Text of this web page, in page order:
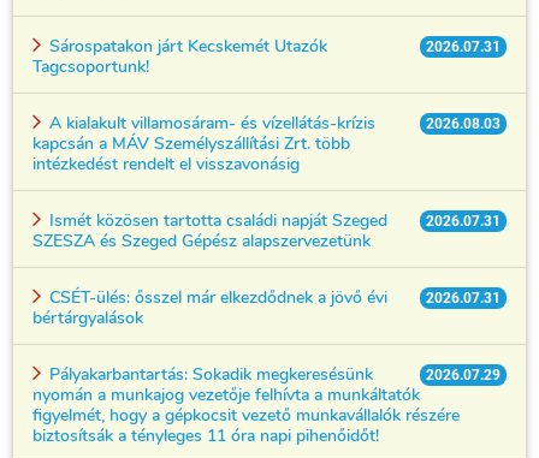
2026.07.31
Sárospatakon járt Kecskemét Utazók
Tagcsoportunk!
2026.08.03
A kialakult villamosáram- és vízellátás-krízis
kapcsán a MÁV Személyszállítási Zrt. több
intézkedést rendelt el visszavonásig
2026.07.31
Ismét közösen tartotta családi napját Szeged
SZESZA és Szeged Gépész alapszervezetünk
2026.07.31
CSÉT-ülés: ősszel már elkezdődnek a jövő évi
bértárgyalások
2026.07.29
Pályakarbantartás: Sokadik megkeresésünk
nyomán a munkajog vezetője felhívta a munkáltatók
figyelmét, hogy a gépkocsit vezető munkavállalók részére
biztosítsák a tényleges 11 óra napi pihenőidőt!